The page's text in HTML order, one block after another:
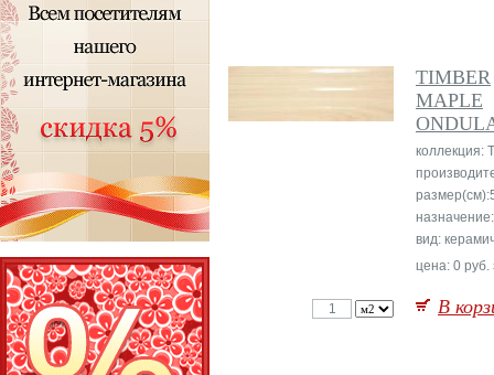
TIMBER
MAPLE
коллекция:
вид:
цена: 0 руб.
В